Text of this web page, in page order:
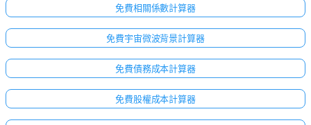
免費相關係數計算器
免費宇宙微波背景計算器
免費債務成本計算器
免費股權成本計算器